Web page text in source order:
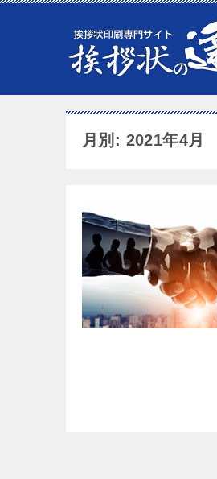
月別: 2021年4月